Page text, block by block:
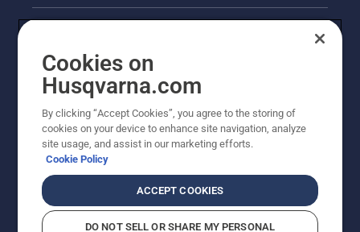
ข่าวสารและกิจกรรม
ข้อมูลผลิตภัณฑ์ทางกฎหมาย
ไซต์ฮุสวาน่าอื่นๆ
Cookies on
Husqvarna.com
By clicking “Accept Cookies”, you agree to the storing of
cookies on your device to enhance site navigation, analyze
site usage, and assist in our marketing efforts.
Cookie Policy
ACCEPT COOKIES
DO NOT SELL OR SHARE MY PERSONAL